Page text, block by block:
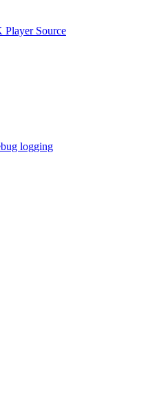
Player Source
logging